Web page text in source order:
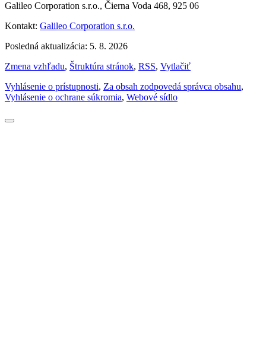
Galileo Corporation s.r.o., Čierna Voda 468, 925 06
Kontakt: Galileo Corporation s.r.o.
Posledná aktualizácia: 5. 8. 2026
Zmena vzhľadu, Štruktúra stránok, RSS, Vytlačiť
Vyhlásenie o prístupnosti, Za obsah zodpovedá správca obsahu,
Vyhlásenie o ochrane súkromia, Webové sídlo